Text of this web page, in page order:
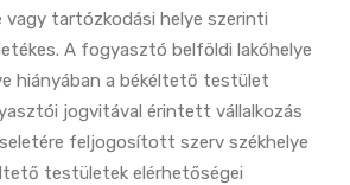
tartózkodási helye szerinti
A fogyasztó belföldi lakóhelye
hiányában a békéltető testület
jogvitával érintett vállalkozás
feljogosított szerv székhelye
testületek elérhetőségei